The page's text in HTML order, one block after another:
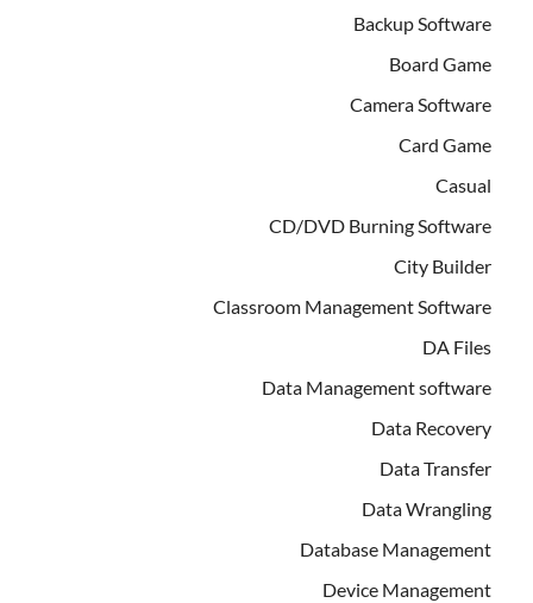
Backup Software
Board Game
Camera Software
Card Game
Casual
CD/DVD Burning Software
City Builder
Classroom Management Software
DA Files
Data Management software
Data Recovery
Data Transfer
Data Wrangling
Database Management
Device Management